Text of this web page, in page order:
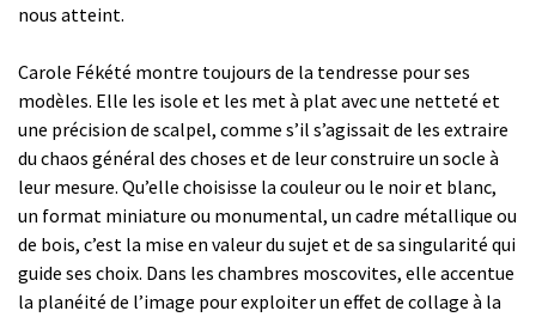
nous atteint.
Carole Fékété montre toujours de la tendresse pour ses
modèles. Elle les isole et les met à plat avec une netteté et
une précision de scalpel, comme s’il s’agissait de les extraire
du chaos général des choses et de leur construire un socle à
leur mesure. Qu’elle choisisse la couleur ou le noir et blanc,
un format miniature ou monumental, un cadre métallique ou
de bois, c’est la mise en valeur du sujet et de sa singularité qui
guide ses choix. Dans les chambres moscovites, elle accentue
la planéité de l’image pour exploiter un effet de collage à la